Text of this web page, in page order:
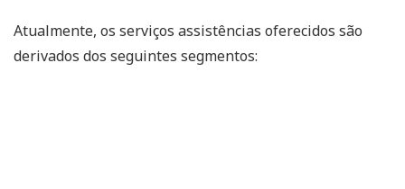
Atualmente, os serviços assistências oferecidos são
derivados dos seguintes segmentos: